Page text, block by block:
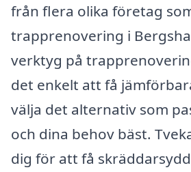
från flera olika företag
trapprenovering i
verktyg på
det enkelt att få
välja det alternativ som
och dina behov bäst.
dig för att få